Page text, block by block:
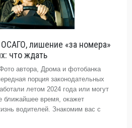
лишение «за номера»
что ждать
автора, Дрома и фотобанка
порция законодательных
летом 2024 года или могут
ближайшее время, окажет
водителей. Знакомим вас с